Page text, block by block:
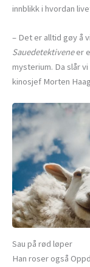
innblikk i hvordan
– Det er alltid gøy å
Sauedetektiveneer
mysterium. Da slår
kinosjef Morten
Sau på rød løper
Han roser også